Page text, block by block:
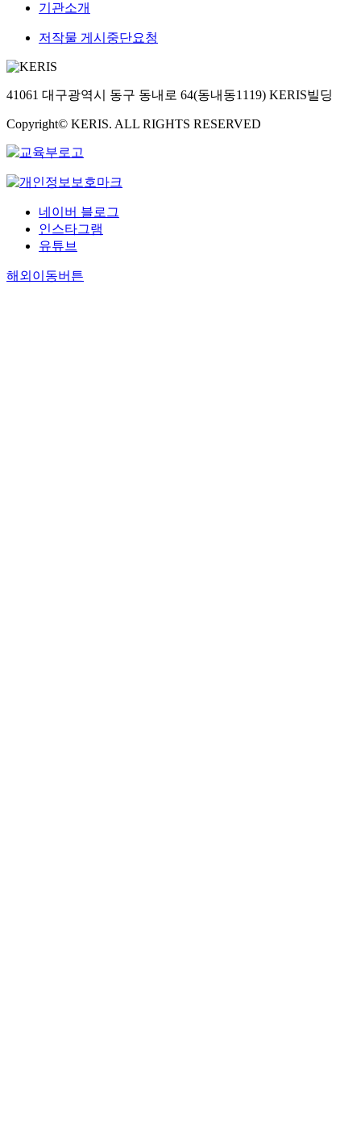
기관소개
저작물 게시중단요청
41061 대구광역시 동구 동내로 64(동내동1119) KERIS빌딩
Copyright© KERIS. ALL RIGHTS RESERVED
네이버 블로그
인스타그램
유튜브
해외이동버튼